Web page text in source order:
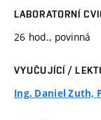
LABORATORNÍ
26 hod., povinná
VYUČUJÍCÍ /
Ing. Daniel Zuth,